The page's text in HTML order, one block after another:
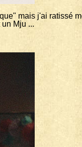
mais j'ai ratissé
Mju ...